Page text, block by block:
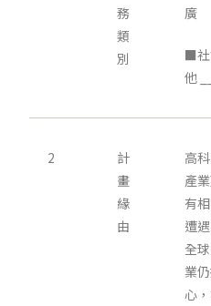
務
類
別
廣
■社
他
2
計
畫
緣
由
高
產
有
遭
全
業
心